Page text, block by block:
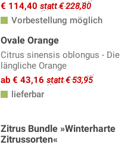
€ 114,40 statt € 228,80
Vorbestellung möglich
Ovale Orange
Citrus sinensis oblongus - Die
längliche Orange
ab € 43,16 statt € 53,95
lieferbar
Zitrus Bundle »Winterharte
Zitrussorten«